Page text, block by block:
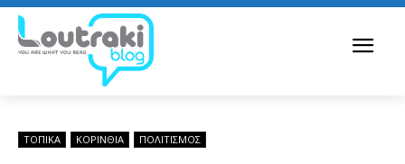
ΤΟΠΙΚΑ ΚΟΡΙΝΘΊΑ ΠΟΛΙΤΙΣΜΟΣ